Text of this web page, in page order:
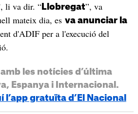
li va dir. “Llobregat”, va
mateix dia, es va anunciar la
d'ADIF per a l'execució del
les notícies d’última
Espanya i Internacional.
l’app gratuïta d’El Nacional